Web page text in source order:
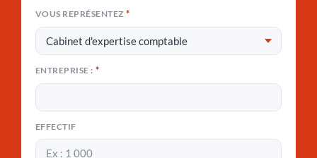
VOUS REPRÉSENTEZ *
ENTREPRISE : *
EFFECTIF